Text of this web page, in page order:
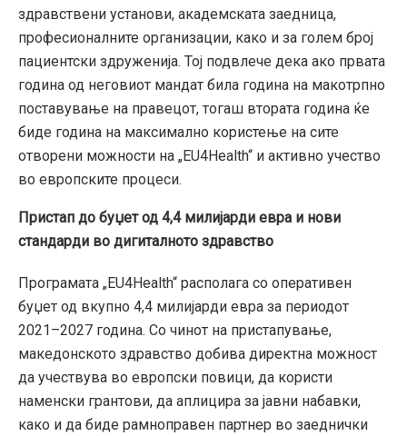
здравствени установи, академската заедница,
професионалните организации, како и за голем број
пациентски здруженија. Тој подвлече дека ако првата
година од неговиот мандат била година на макотрпно
поставување на правецот, тогаш втората година ќе
биде година на максимално користење на сите
отворени можности на „EU4Health“ и активно учество
во европските процеси.
Пристап до буџет од 4,4 милијарди евра и нови
стандарди во дигиталното здравство
Програмата „EU4Health“ располага со оперативен
буџет од вкупно 4,4 милијарди евра за периодот
2021–2027 година. Со чинот на пристапување,
македонското здравство добива директна можност
да учествува во европски повици, да користи
наменски грантови, да аплицира за јавни набавки,
како и да биде рамноправен партнер во заеднички